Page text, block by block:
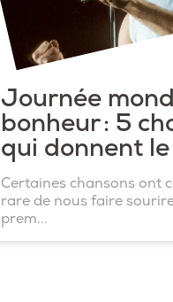
Journée
bonheur : 5
qui donnent
Certaines chansons ont
rare de nous faire
prem...